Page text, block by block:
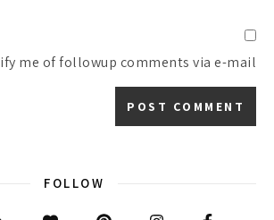
me of followup comments via e-mail
FOLLOW